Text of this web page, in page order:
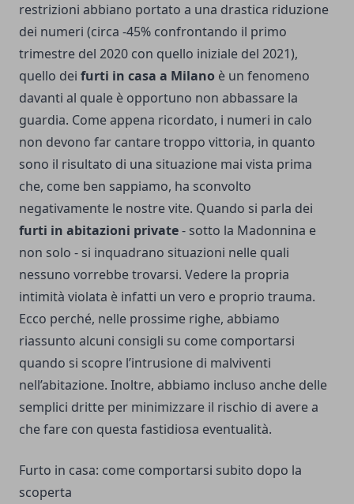
restrizioni abbiano portato a una drastica riduzione
dei numeri (circa -45% confrontando il primo
trimestre del 2020 con quello iniziale del 2021),
quello dei furti in casa a Milano è un fenomeno
davanti al quale è opportuno non abbassare la
guardia. Come appena ricordato, i numeri in calo
non devono far cantare troppo vittoria, in quanto
sono il risultato di una situazione mai vista prima
che, come ben sappiamo, ha sconvolto
negativamente le nostre vite. Quando si parla dei
furti in abitazioni private- sotto la Madonnina e
non solo - si inquadrano situazioni nelle quali
nessuno vorrebbe trovarsi. Vedere la propria
intimità violata è infatti un vero e proprio trauma.
Ecco perché, nelle prossime righe, abbiamo
riassunto alcuni consigli su come comportarsi
quando si scopre l’intrusione di malviventi
nell’abitazione. Inoltre, abbiamo incluso anche delle
semplici dritte per minimizzare il rischio di avere a
che fare con questa fastidiosa eventualità.
Furto in casa: come comportarsi subito dopo la
scoperta